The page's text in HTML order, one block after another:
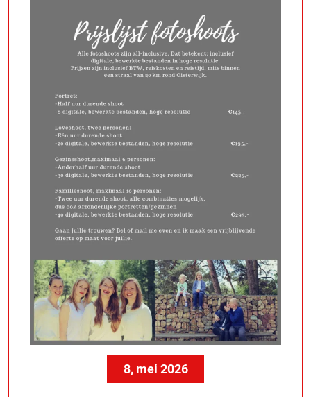
8, mei 2026